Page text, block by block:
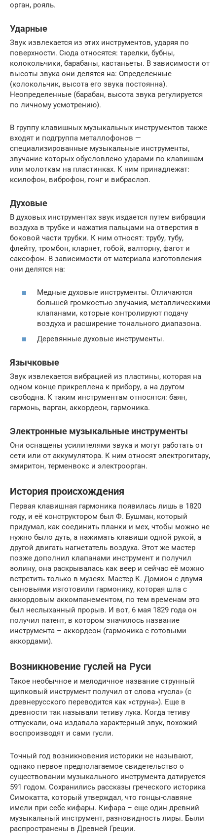
орган, рояль.
Ударные
Звук извлекается из этих инструментов, ударяя по
поверхности. Сюда относятся: тарелки, бубны,
колокольчики, барабаны, кастаньеты. В зависимости от
высоты звука они делятся на: Определенные
(колокольчик, высота его звука постоянна).
Неопределенные (барабан, высота звука регулируется
по личному усмотрению).
В группу клавишных музыкальных инструментов также
входят и подгруппа металлофонов —
специализированные музыкальные инструменты,
звучание которых обусловлено ударами по клавишам
или молоткам на пластинках. К ним принадлежат:
ксилофон, виброфон, гонг и вибраслэп.
Духовые
В духовых инструментах звук издается путем вибрации
воздуха в трубке и нажатия пальцами на отверстия в
боковой части трубки. К ним относят: трубу, тубу,
флейту, тромбон, кларнет, гобой, валторну, фагот и
саксофон. В зависимости от материала изготовления
они делятся на:
Медные духовые инструменты. Отличаются
большей громкостью звучания, металлическими
клапанами, которые контролируют подачу
воздуха и расширение тонального диапазона.
Деревянные духовые инструменты.
Язычковые
Звук извлекается вибрацией из пластины, которая на
одном конце прикреплена к прибору, а на другом
свободна. К таким инструментам относятся: баян,
гармонь, варган, аккордеон, гармоника.
Электронные музыкальные инструменты
Они оснащены усилителями звука и могут работать от
сети или от аккумулятора. К ним относят электрогитару,
эмиритон, терменвокс и электроорган.
История происхождения
Первая клавишная гармоника появилась лишь в 1820
году, и её конструктором был Ф. Бушман, который
придумал, как соединить планки и мех, чтобы можно не
нужно было дуть, а нажимать клавиши одной рукой, а
другой двигать нагнетатель воздуха. Этот же мастер
позже дополнил клапанами инструмент и получил
эолину, она раскрывалась как веер и сейчас её можно
встретить только в музеях. Мастер К. Домион с двумя
сыновьями изготовили гармонику, которая шла с
аккордовым аккомпанементом, по тем временам это
был неслыханный прорыв. И вот, 6 мая 1829 года он
получил патент, в котором значилось название
инструмента – аккордеон (гармоника с готовыми
аккордами).
Возникновение гуслей на Руси
Такое необычное и мелодичное название струнный
щипковый инструмент получил от слова «гусла» (с
древнерусского переводится как «струна»). Еще в
древности так называли тетиву лука. Когда тетиву
отпускали, она издавала характерный звук, похожий
воспроизводят и сами гусли.
Точный год возникновения историки не называют,
однако первое предполагаемое свидетельство о
существовании музыкального инструмента датируется
591 годом. Сохранились рассказы греческого историка
Симокатта, который утверждал, что гонцы-славяне
имели при себе кифары. Кифара – еще один древний
музыкальный инструмент, разновидность лиры. Были
распространены в Древней Греции.